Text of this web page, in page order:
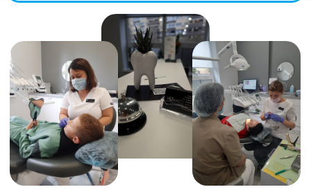
Посмотреть всех специалистов